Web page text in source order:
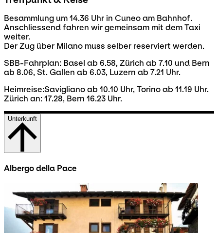
Besammlung um 14.36 Uhr in Cuneo am Bahnhof.
Anschliessend fahren wir gemeinsam mit dem Taxi
weiter.
Der Zug über Milano muss selber reserviert werden.
SBB-Fahrplan: Basel ab 6.58, Zürich ab 7.10 und Bern
ab 8.06, St. Gallen ab 6.03, Luzern ab 7.21 Uhr.
Heimreise:Savigliano ab 10.10 Uhr, Torino ab 11.19 Uhr.
Zürich an: 17.28, Bern 16.23 Uhr.
Unterkunft
Albergo della Pace